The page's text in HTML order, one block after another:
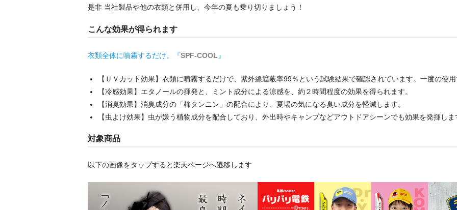
是非 当社製品や他の衣類と併用し、今年の夏も乗り切りましょう！
こんな効果が得られます
衣類全体に噴霧するだけ。『SPF-COOL 』
【ＵＶカット効果】衣類に噴霧するだけで、紫外線遮蔽率99％という試験結果で確認されています。一度の使
【冷感効果】エタノールの揮発と、ミント成分による涼感を、約２時間程度の効果を得られます。
【消臭効果】消臭成分の「柿タンニン」の配合により、夏場の気になる臭い成分を軽減します。
【虫よけ効果】虫が嫌う植物成分を配合しており、外出時やキャンプなどアウトドアシーンでも効果を発揮しま
対象商品
以下の画像をタップすると楽天ページへ遷移します